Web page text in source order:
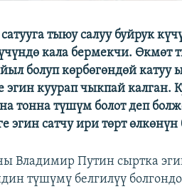
тыюу салуу буйрук
кала бермекчи. Өкмөт
болуп көрбөгөндөй катуу
эгин куурап чыкпай
тонна түшүм болот деп
эгин сатчу ири төрт өлкөнүн
Владимир Путин сыртка
түшүмү белгилүү